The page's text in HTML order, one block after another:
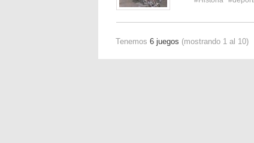
Tenemos 6 juegos (mostrando 1 al 10)